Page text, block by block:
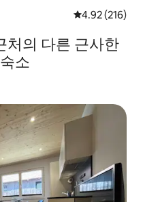
평점 4.92점(5
4.92 (216)
처의 다른 근사한
소